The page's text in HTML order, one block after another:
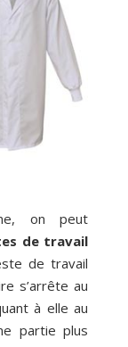
on peut
de travail
de travail
s’arrête au
à elle au
partie plus